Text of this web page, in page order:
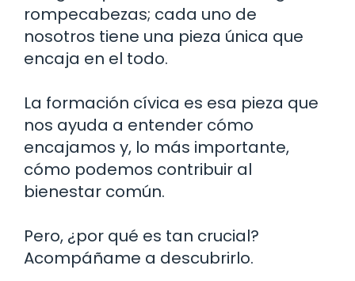
rompecabezas; cada uno de
nosotros tiene una pieza única que
encaja en el todo.
La formación cívica es esa pieza que
nos ayuda a entender cómo
encajamos y, lo más importante,
cómo podemos contribuir al
bienestar común.
Pero, ¿por qué es tan crucial?
Acompáñame a descubrirlo.